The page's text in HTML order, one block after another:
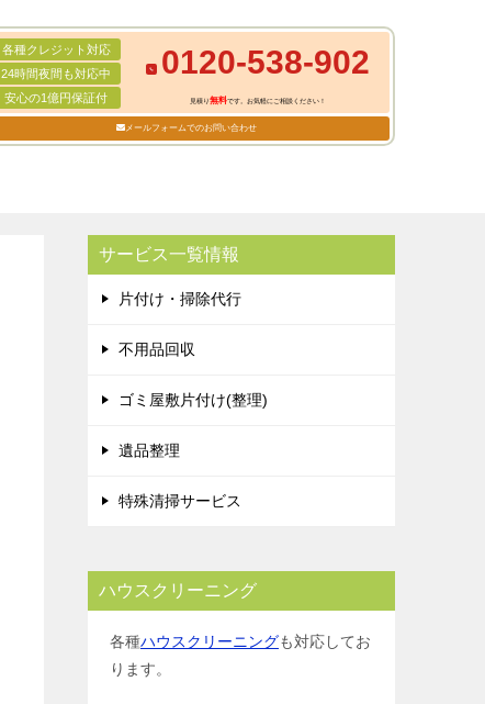
各種クレジット対応
24時間夜間も対応中
安心の1億円保証付
0120-538-902
見積り無料です。お気軽にご相談ください！
メールフォームでのお問い合わせ
サービス一覧情報
片付け・掃除代行
不用品回収
ゴミ屋敷片付け(整理)
遺品整理
特殊清掃サービス
ハウスクリーニング
各種ハウスクリーニングも対応してお
ります。